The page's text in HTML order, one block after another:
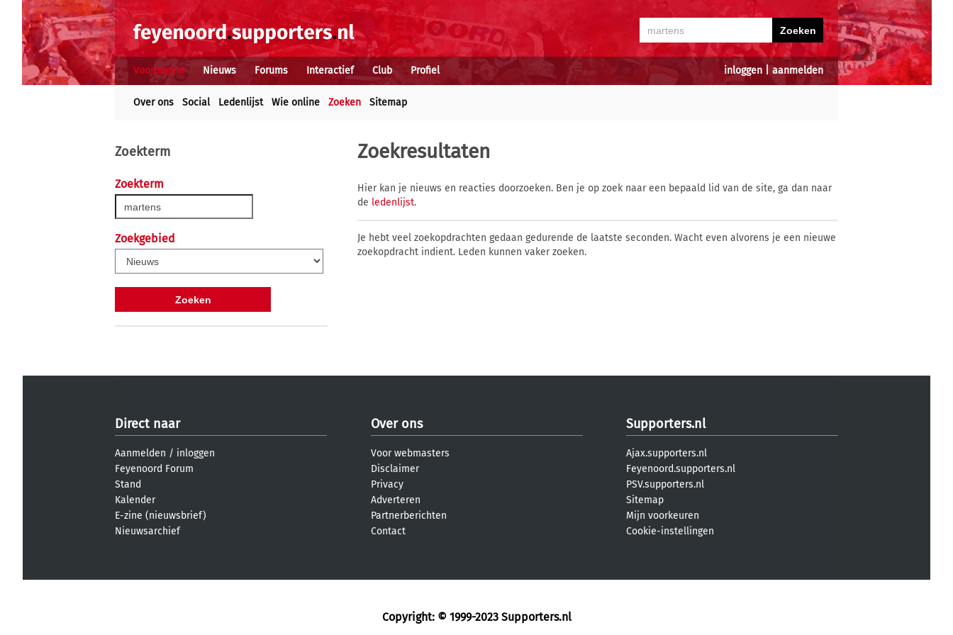
inloggen aanmelden
Voorpagina Nieuws Forums Interactief Club Profiel
Over ons Social Ledenlijst Wie online Zoeken Sitemap
Zoekterm
Zoekterm
Zoekgebied
Zoekresultaten
Hier kan je nieuws en reacties doorzoeken. Ben je op zoek naar een bepaald lid van de site, ga dan naar
de ledenlijst.
Je hebt veel zoekopdrachten gedaan gedurende de laatste seconden. Wacht even alvorens je een nieuwe
zoekopdracht indient. Leden kunnen vaker zoeken.
Direct naar
Aanmelden / inloggen
Feyenoord Forum
Stand
Kalender
E-zine (nieuwsbrief)
Nieuwsarchief
Over ons
Voor webmasters
Disclaimer
Privacy
Adverteren
Partnerberichten
Contact
Supporters.nl
Ajax.supporters.nl
Feyenoord.supporters.nl
PSV.supporters.nl
Sitemap
Mijn voorkeuren
Cookie-instellingen
Copyright: © 1999-2023 Supporters.nl